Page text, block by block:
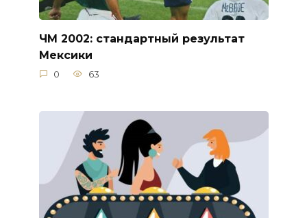
ЧМ 2002: стандартный результат
Мексики
0 63